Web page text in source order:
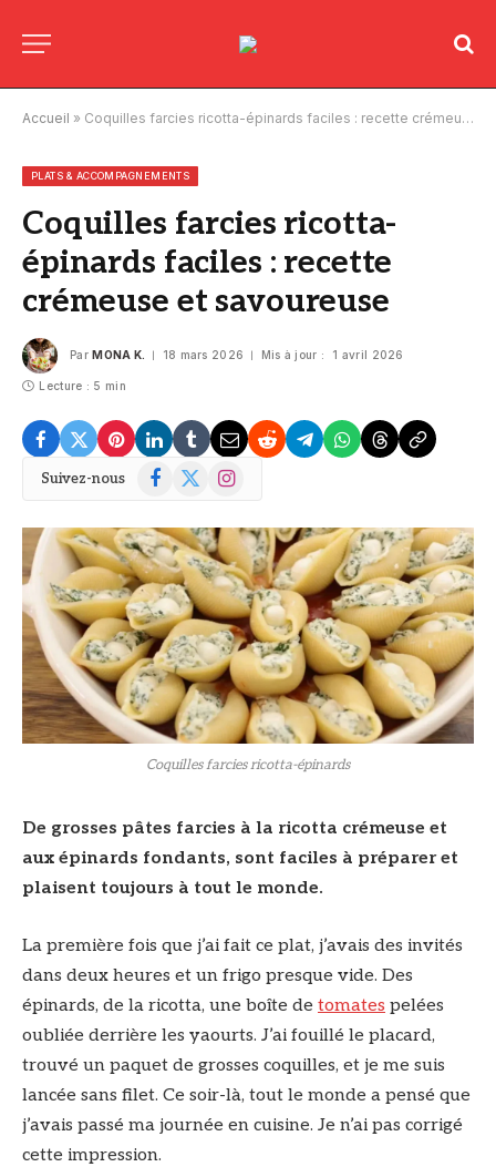
Accueil » Coquilles farcies ricotta-épinards faciles : recette crémeuse et savoureuse
PLATS & ACCOMPAGNEMENTS
Coquilles farcies ricotta-
épinards faciles : recette
crémeuse et savoureuse
Par MONA K. 18 mars 2026 Mis à jour : 1 avril 2026
Lecture : 5 min
Suivez-nous Facebook
X
Instagram
Coquilles farcies ricotta-épinards
De grosses pâtes farcies à la ricotta crémeuse et
aux épinards fondants, sont faciles à préparer et
plaisent toujours à tout le monde.
La première fois que j’ai fait ce plat, j’avais des invités
dans deux heures et un frigo presque vide. Des
épinards, de la ricotta, une boîte de tomates pelées
oubliée derrière les yaourts. J’ai fouillé le placard,
trouvé un paquet de grosses coquilles, et je me suis
lancée sans filet. Ce soir-là, tout le monde a pensé que
j’avais passé ma journée en cuisine. Je n’ai pas corrigé
cette impression.